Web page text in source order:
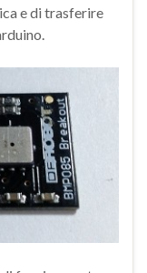
e di trasferire